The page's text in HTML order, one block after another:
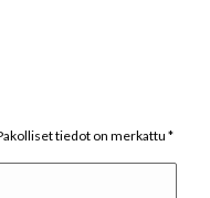
tiedot on merkattu *